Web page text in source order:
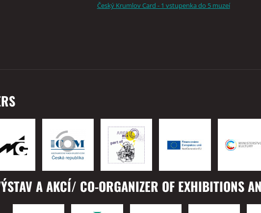
Český Krumlov Card - 1 vstupenka do 5 muzeí
A AKCÍ/ CO-ORGANIZER OF EXHIBITIONS